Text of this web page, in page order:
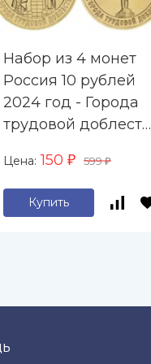
Набор из 4 монет
Россия 10 рублей
2024 год - Города
трудовой доблести
Саратов, Томск
Цена: 150 ₽ 599₽
Купить